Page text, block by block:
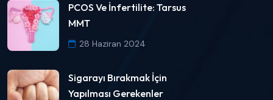
PCOS Ve İnfertilite: Tarsus
MMT
28 Haziran 2024
Sigarayı Bırakmak İçin
Yapılması Gerekenler